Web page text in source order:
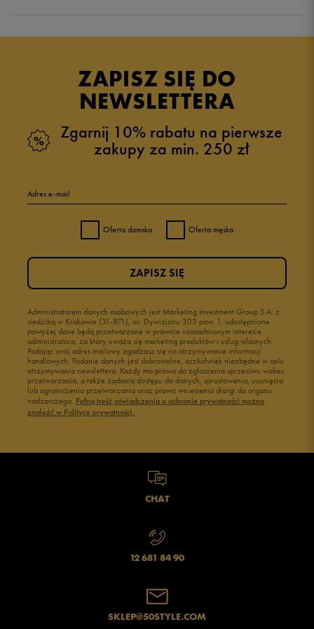
ZAPISZ SIĘ DO
NEWSLETTERA
Zgarnij 10% rabatu na pierwsze
zakupy za min. 250 zł
Adres e-mail
Oferta damska Oferta męska
Administratorem danych osobowych jest Marketing Investment Group S.A. z
siedzibą w Krakowie (31-871), os. Dywizjonu 303 paw. 1, udostępnione
powyżej dane będą przetwarzane w prawnie uzasadnionym interesie
administratora, za który uważa się marketing produktów i usług własnych.
Podając swój adres mailowy zgadzasz się na otrzymywanie informacji
handlowych. Podanie danych jest dobrowolne, aczkolwiek niezbędne w celu
otrzymywania newslettera. Każdy ma prawo do zgłoszenia sprzeciwu wobec
przetwarzania, a także żądania dostępu do danych, sprostowania, usunięcia
lub ograniczenia przetwarzania oraz prawo wniesienia skargi do organu
nadzorczego. Pełną treść oświadczenia o ochronie prywatności można
znaleźć w Polityce prywatności.
ZAPISZ SIĘ
CHAT
12 681 84 90
SKLEP@50STYLE.COM